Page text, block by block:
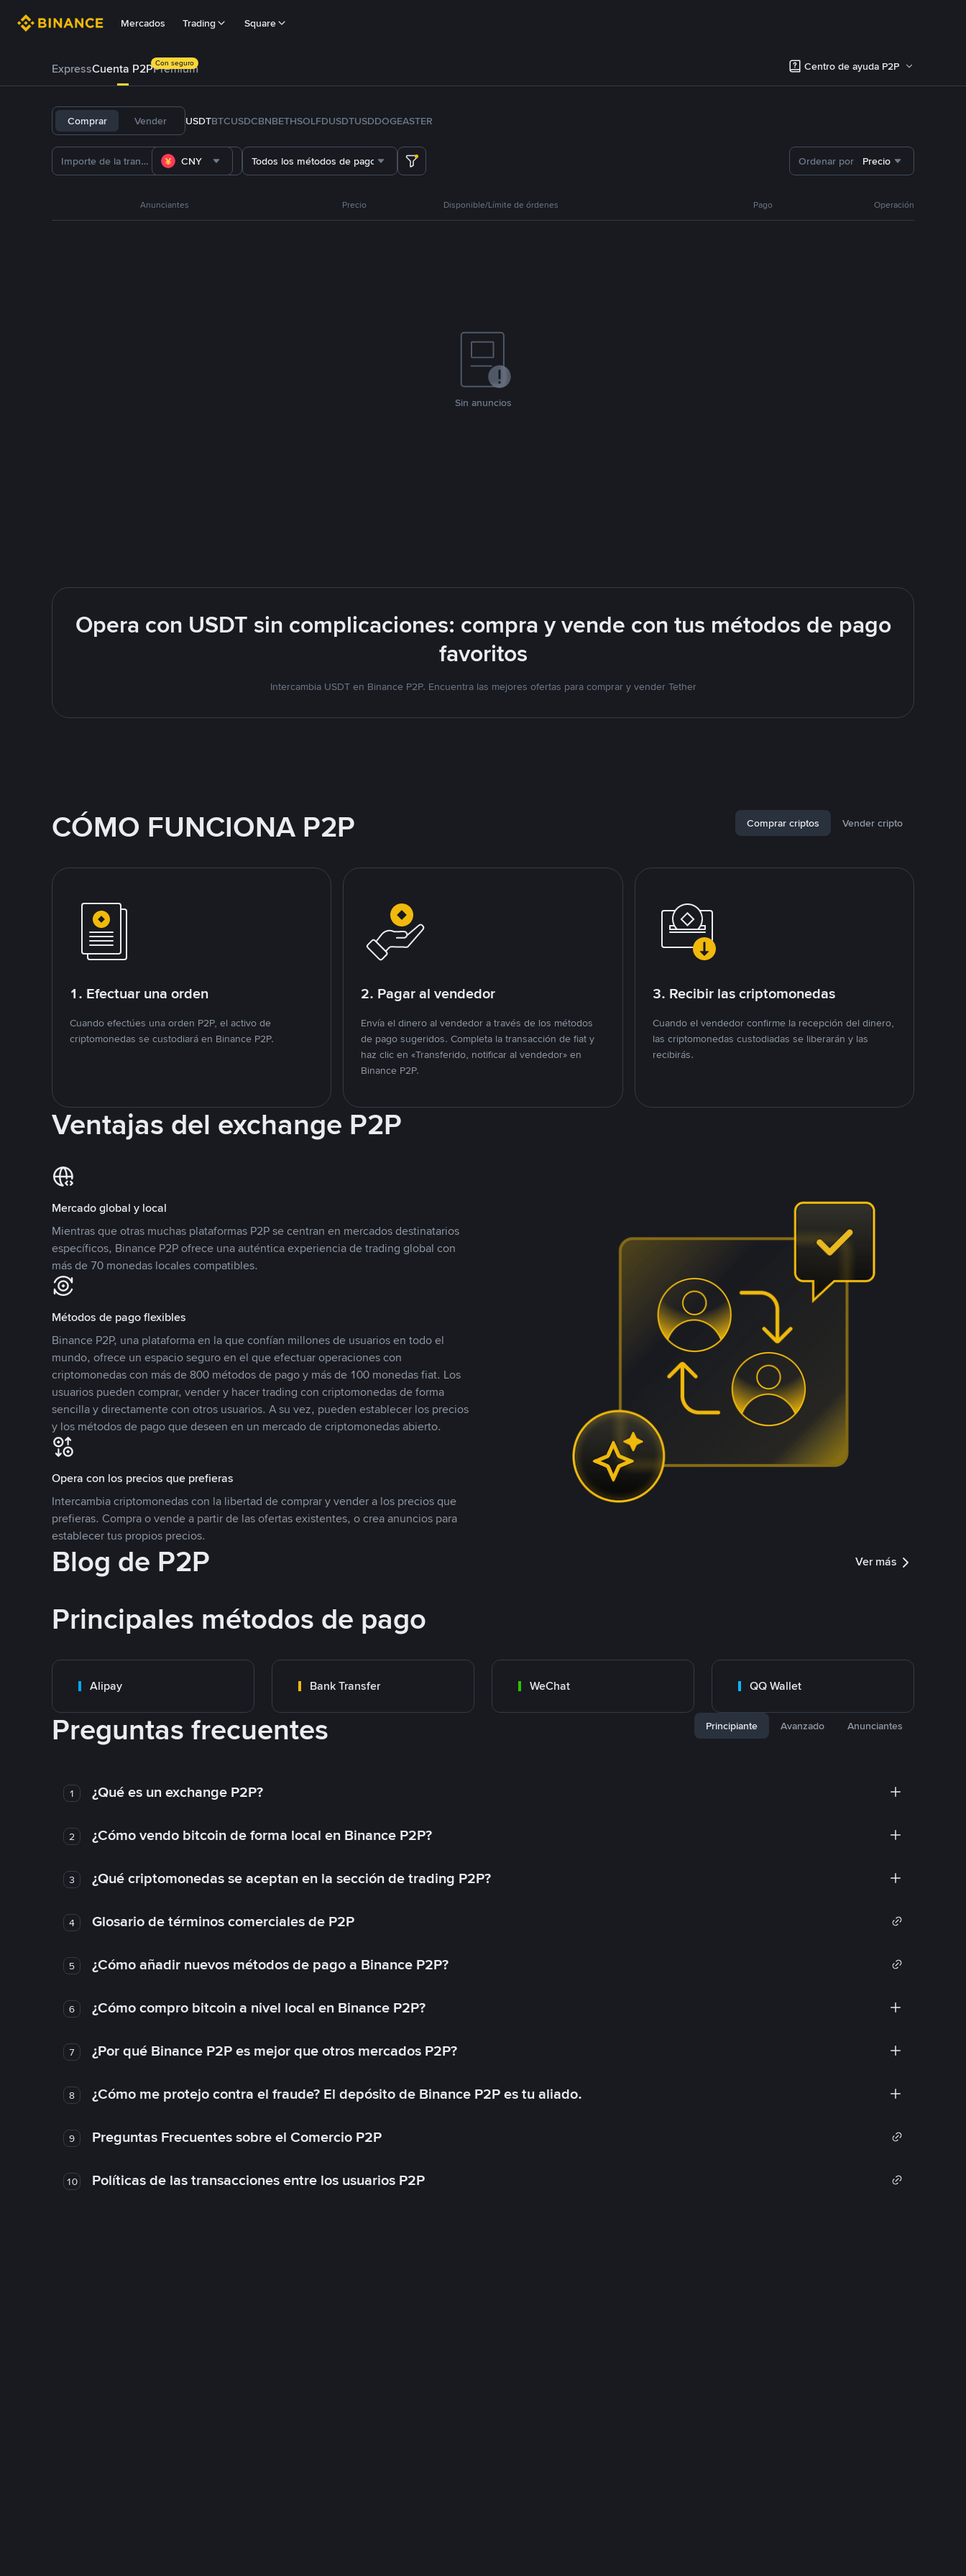
Mercados Trading Square
ExpressCuenta P2PPrémium
Con seguro Centro de ayuda P2P
Comprar Vender USDTBTCUSDCBNBETHSOLFDUSDTUSDDOGEASTER
CNY Todos los métodos de pago Ordenar por Precio
Anunciantes Precio Disponible/Límite de órdenes Pago Operación
Sin anuncios
Opera con USDT sin complicaciones: compra y vende con tus métodos de pago
favoritos
Intercambia USDT en Binance P2P. Encuentra las mejores ofertas para comprar y vender Tether
CÓMO FUNCIONA P2P Comprar criptos Vender cripto
1. Efectuar una orden
Cuando efectúes una orden P2P, el activo de
criptomonedas se custodiará en Binance P2P.
2. Pagar al vendedor
Envía el dinero al vendedor a través de los métodos
de pago sugeridos. Completa la transacción de fiat y
haz clic en «Transferido, notificar al vendedor» en
Binance P2P.
3. Recibir las criptomonedas
Cuando el vendedor confirme la recepción del dinero,
las criptomonedas custodiadas se liberarán y las
recibirás.
Ventajas del exchange P2P
Mercado global y local
Mientras que otras muchas plataformas P2P se centran en mercados destinatarios
específicos, Binance P2P ofrece una auténtica experiencia de trading global con
más de 70 monedas locales compatibles.
Métodos de pago flexibles
Binance P2P, una plataforma en la que confían millones de usuarios en todo el
mundo, ofrece un espacio seguro en el que efectuar operaciones con
criptomonedas con más de 800 métodos de pago y más de 100 monedas fiat. Los
usuarios pueden comprar, vender y hacer trading con criptomonedas de forma
sencilla y directamente con otros usuarios. A su vez, pueden establecer los precios
y los métodos de pago que deseen en un mercado de criptomonedas abierto.
Opera con los precios que prefieras
Intercambia criptomonedas con la libertad de comprar y vender a los precios que
prefieras. Compra o vende a partir de las ofertas existentes, o crea anuncios para
establecer tus propios precios.
Blog de P2P Ver más
Principales métodos de pago
Alipay Bank Transfer WeChat QQ Wallet
Preguntas frecuentes Principiante Avanzado Anunciantes
1 ¿Qué es un exchange P2P?
2 ¿Cómo vendo bitcoin de forma local en Binance P2P?
3 ¿Qué criptomonedas se aceptan en la sección de trading P2P?
4 Glosario de términos comerciales de P2P
5 ¿Cómo añadir nuevos métodos de pago a Binance P2P?
6 ¿Cómo compro bitcoin a nivel local en Binance P2P?
7 ¿Por qué Binance P2P es mejor que otros mercados P2P?
8 ¿Cómo me protejo contra el fraude? El depósito de Binance P2P es tu aliado.
9 Preguntas Frecuentes sobre el Comercio P2P
10 Políticas de las transacciones entre los usuarios P2P